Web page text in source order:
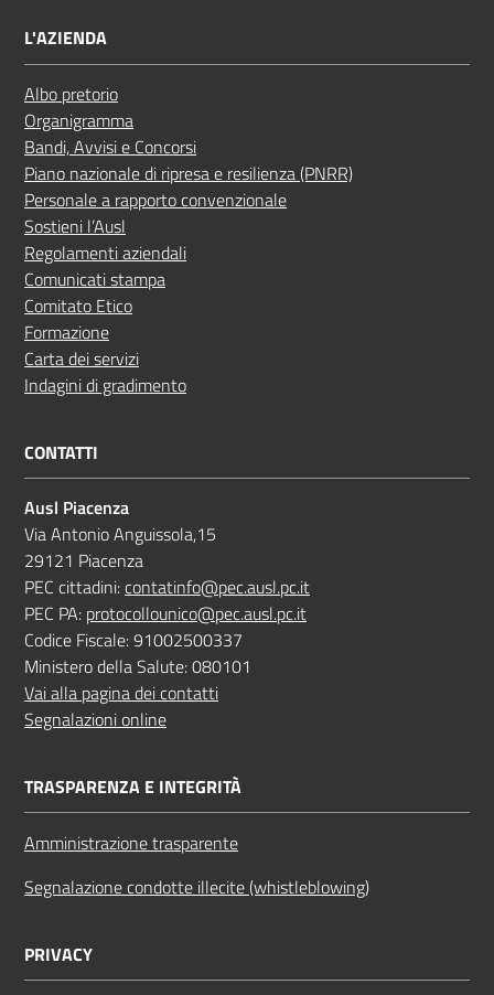
L'AZIENDA
Albo pretorio
Organigramma
Bandi, Avvisi e Concorsi
Piano nazionale di ripresa e resilienza (PNRR)
Personale a rapporto convenzionale
Sostieni l’Ausl
Regolamenti aziendali
Comunicati stampa
Comitato Etico
Formazione
Carta dei servizi
Indagini di gradimento
CONTATTI
Ausl Piacenza
Via Antonio Anguissola,15
29121 Piacenza
PEC cittadini:contatinfo@pec.ausl.pc.it
PEC PA: protocollounico@pec.ausl.pc.it
Codice Fiscale: 91002500337
Ministero della Salute: 080101
Vai alla pagina dei contatti
Segnalazioni online
TRASPARENZA E INTEGRITÀ
Amministrazione trasparente
Segnalazione condotte illecite (whistleblowing)
PRIVACY